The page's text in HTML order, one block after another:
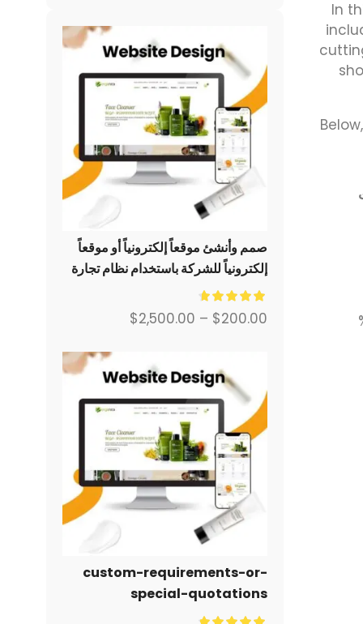
In
صمم وأنشئ موقعاً إلكترونياً أو موقعاً
إلكترونياً للشركة باستخدام نظام تجارة
إلكترونية كامل من أجلك.
$200.00
–
$2,500.00
custom-requirements-or-
special-quotations